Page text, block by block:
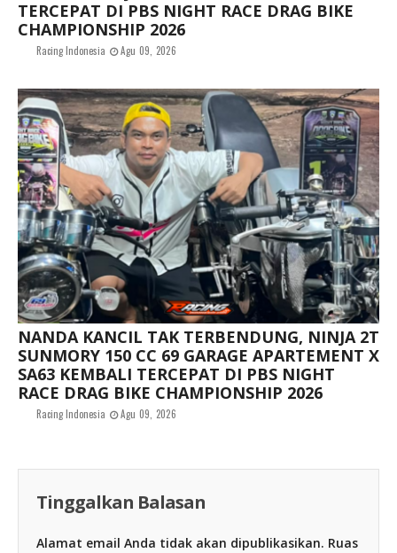
TERCEPAT DI PBS NIGHT RACE DRAG BIKE
CHAMPIONSHIP 2026
Racing Indonesia Agu 09, 2026
NANDA KANCIL TAK TERBENDUNG, NINJA 2T
SUNMORY 150 CC 69 GARAGE APARTEMENT X
SA63 KEMBALI TERCEPAT DI PBS NIGHT
RACE DRAG BIKE CHAMPIONSHIP 2026
Racing Indonesia Agu 09, 2026
Tinggalkan Balasan
Alamat email Anda tidak akan dipublikasikan. Ruas